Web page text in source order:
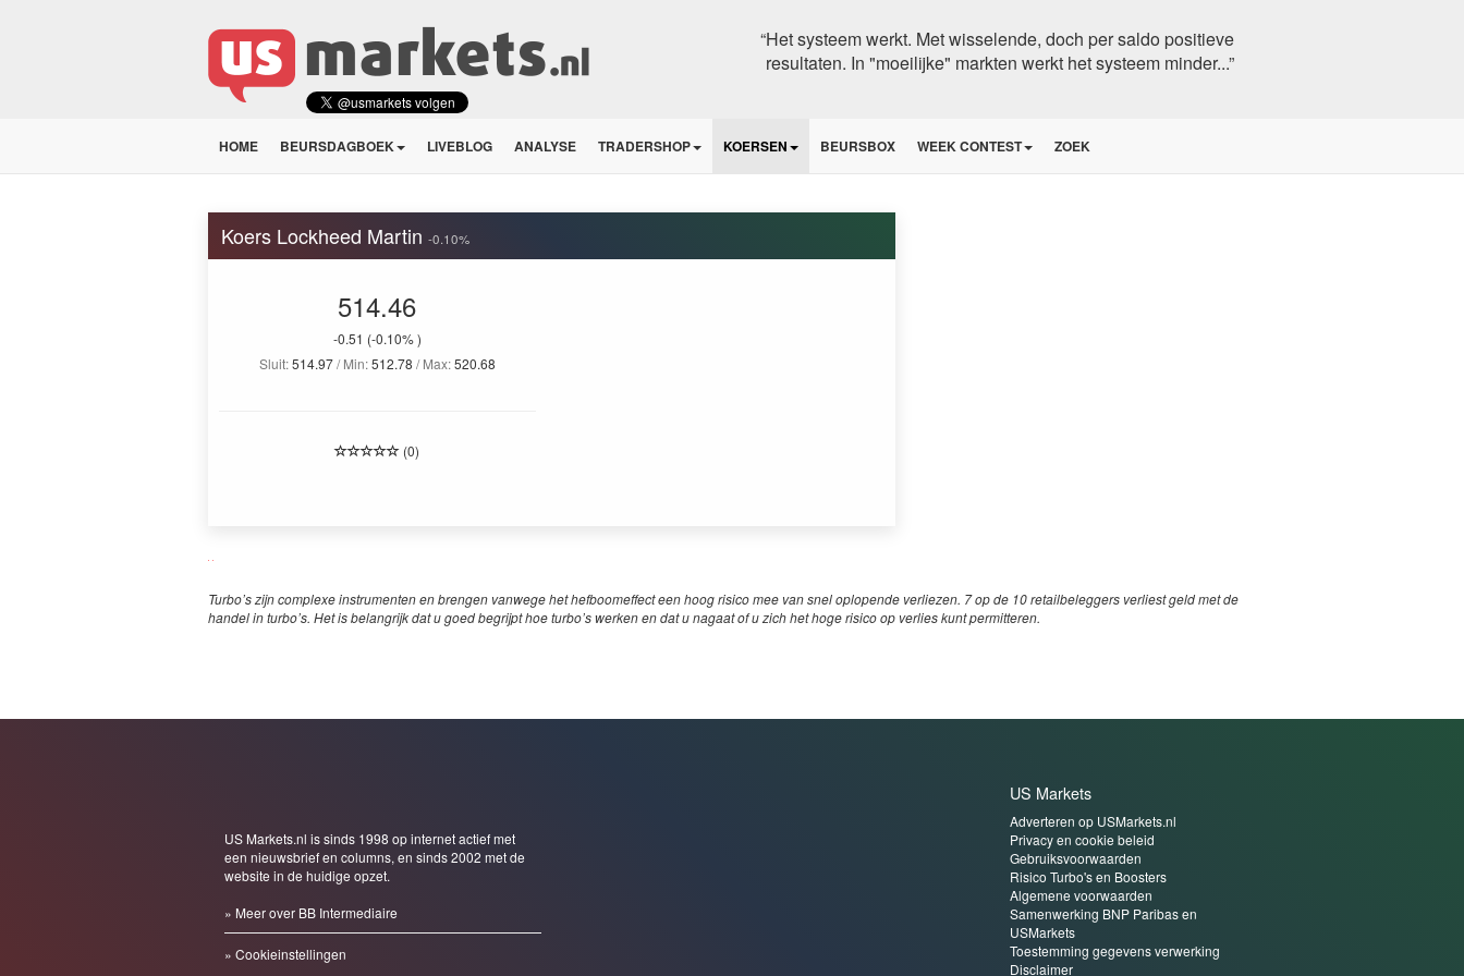
“Het systeem werkt. Met wisselende, doch per saldo positieve
resultaten. In "moeilijke" markten werkt het systeem minder...”
HOME BEURSDAGBOEK LIVEBLOG ANALYSE TRADERSHOP KOERSEN BEURSBOX WEEK CONTEST ZOEK
Koers Lockheed Martin -0.10%
514.46
-0.51 (-0.10% )
Sluit:514.97/ Min:512.78 / Max:520.68
(0)
Turbo’s zijn complexe instrumenten en brengen vanwege het hefboomeffect een hoog risico mee van snel oplopende verliezen. 7 op de 10 retailbeleggers verliest geld met de
handel in turbo’s. Het is belangrijk dat u goed begrijpt hoe turbo’s werken en dat u nagaat of u zich het hoge risico op verlies kunt permitteren.
US Markets.nl is sinds 1998 op internet actief met
een nieuwsbrief en columns, en sinds 2002 met de
website in de huidige opzet.
» Meer over BB Intermediaire
» Cookieinstellingen
US Markets
Adverteren op USMarkets.nl
Privacy en cookie beleid
Gebruiksvoorwaarden
Risico Turbo's en Boosters
Algemene voorwaarden
Samenwerking BNP Paribas en
USMarkets
Toestemming gegevens verwerking
Disclaimer